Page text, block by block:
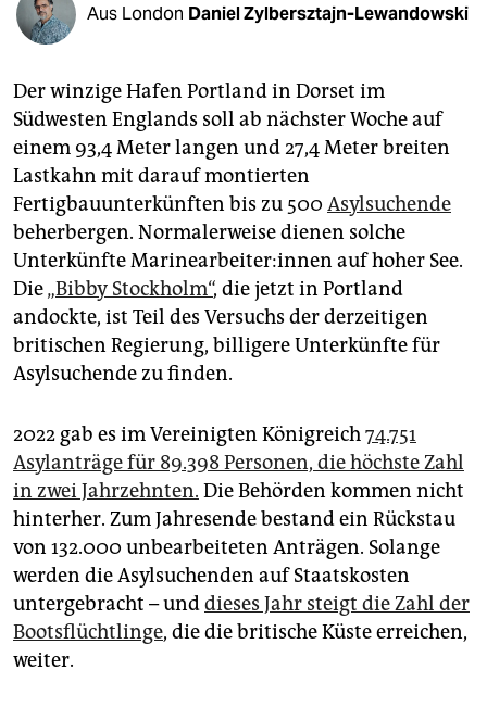
fragen & hilfe
abo
genossenschaft
epaper login
Aus London Daniel Zylbersztajn-Lewandowski
Der winzige Hafen Portland in Dorset im
Südwesten Englands soll ab nächster Woche auf
einem 93,4 Meter langen und 27,4 Meter breiten
Lastkahn mit darauf montierten
Fertigbauunterkünften bis zu 500 Asylsuchende
beherbergen. Normalerweise dienen solche
Unterkünfte Ma­ri­ne­ar­bei­te­r:in­nen auf hoher See.
Die„Bibby Stockholm“, die jetzt in Portland
andockte, ist Teil des Versuchs der derzeitigen
britischen Regierung, billigere Unterkünfte für
Asylsuchende zu finden.
2022 gab es im Vereinigten Königreich74.751
Asylanträge für 89.398 Personen, die höchste Zahl
in zwei Jahrzehnten. Die Behörden kommen nicht
hinterher. Zum Jahresende bestand ein Rückstau
von 132.000 unbearbeiteten Anträgen. Solange
werden die Asylsuchenden auf Staatskosten
untergebracht – unddieses Jahr steigt die Zahl der
Bootsflüchtlinge, die die britische Küste erreichen,
weiter.